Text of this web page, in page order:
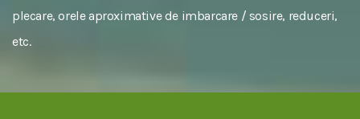
plecare, orele aproximative de imbarcare / sosire, reduceri,
etc.